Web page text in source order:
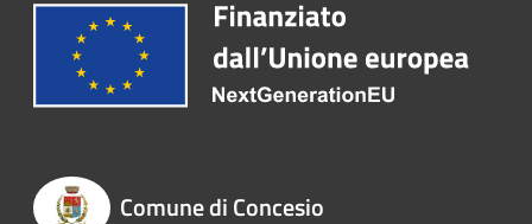
Comune di Concesio